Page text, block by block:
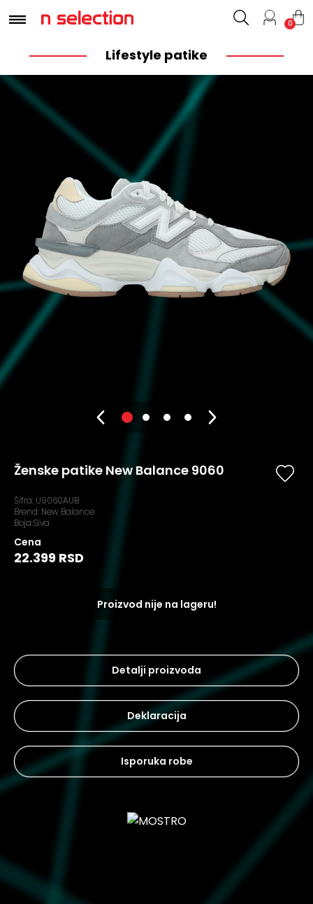
0
Lifestyle patike
Ženske patike New Balance 9060
Šifra: U9060AUB
Brend: New Balance
Boja:Siva
Cena
22.399 RSD
Proizvod nije na lageru!
Detalji proizvoda
Deklaracija
Isporuka robe